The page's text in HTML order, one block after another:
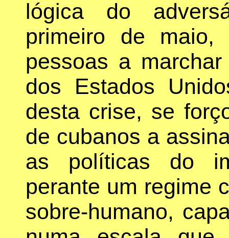
lógica do
primeiro de maio,
pessoas a
dos Estados
desta crise, se
de cubanos a
as políticas do
perante um regime
sobre-humano,